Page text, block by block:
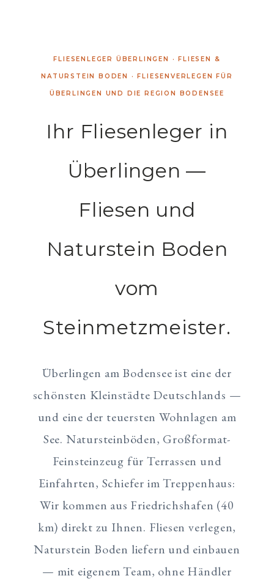
FLIESENLEGER ÜBERLINGEN · FLIESEN &
NATURSTEIN BODEN · FLIESENVERLEGEN FÜR
ÜBERLINGEN UND DIE REGION BODENSEE
Ihr Fliesenleger in
Überlingen —
Fliesen und
Naturstein Boden
vom
Steinmetzmeister.
Überlingen am Bodensee ist eine der
schönsten Kleinstädte Deutschlands —
und eine der teuersten Wohnlagen am
See. Natursteinböden, Großformat-
Feinsteinzeug für Terrassen und
Einfahrten, Schiefer im Treppenhaus:
Wir kommen aus Friedrichshafen (40
km) direkt zu Ihnen. Fliesen verlegen,
Naturstein Boden liefern und einbauen
— mit eigenem Team, ohne Händler